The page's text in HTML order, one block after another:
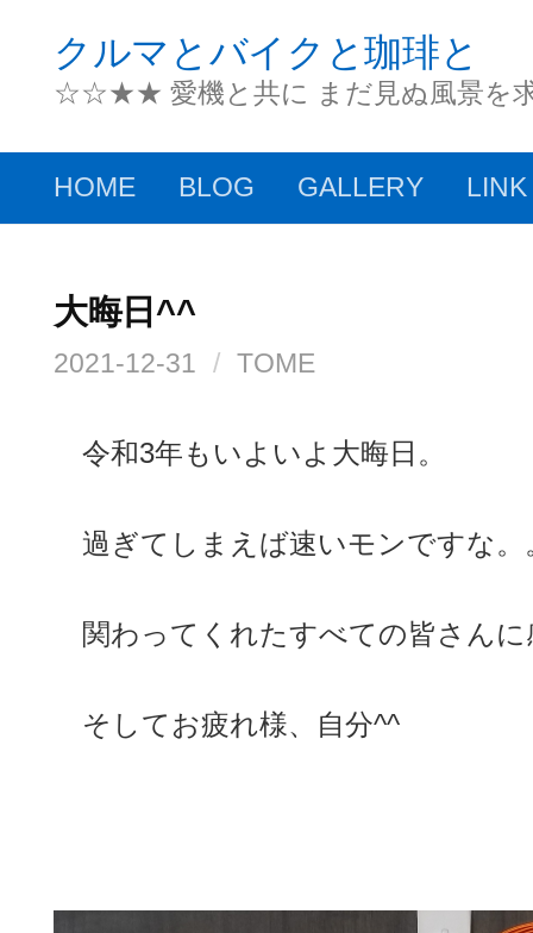
クルマとバイクと珈琲と
☆☆★★ 愛機と共に まだ見ぬ風景
HOME BLOG GALLERY LINK
大晦日^^
2021-12-31 / TOME
令和3年もいよいよ大晦日。
過ぎてしまえば速いモンですな。
関わってくれたすべての皆さんに
そしてお疲れ様、自分^^